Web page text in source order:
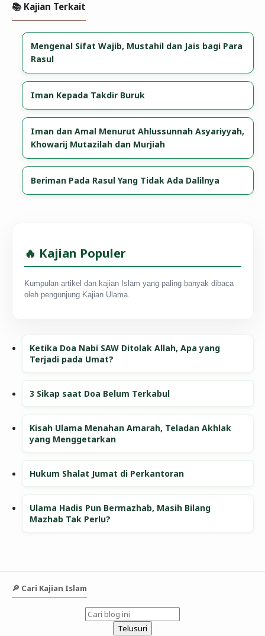
📚 Kajian Terkait
Mengenal Sifat Wajib, Mustahil dan Jais bagi Para
Rasul
Iman Kepada Takdir Buruk
Iman dan Amal Menurut Ahlussunnah Asyariyyah,
Khowarij Mutazilah dan Murjiah
Beriman Pada Rasul Yang Tidak Ada Dalilnya
🔥 Kajian Populer
Kumpulan artikel dan kajian Islam yang paling banyak dibaca
oleh pengunjung Kajian Ulama.
Ketika Doa Nabi SAW Ditolak Allah, Apa yang
Terjadi pada Umat?
3 Sikap saat Doa Belum Terkabul
Kisah Ulama Menahan Amarah, Teladan Akhlak
yang Menggetarkan
Hukum Shalat Jumat di Perkantoran
Ulama Hadis Pun Bermazhab, Masih Bilang
Mazhab Tak Perlu?
🔎 Cari Kajian Islam